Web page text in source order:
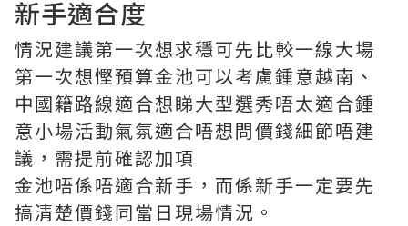
新手適合度
情況建議第一次想求穩可先比較一線大場
第一次想慳預算金池可以考慮鍾意越南、
中國籍路線適合想睇大型選秀唔太適合鍾
意小場活動氣氛適合唔想問價錢細節唔建
議，需提前確認加項
金池唔係唔適合新手，而係新手一定要先
搞清楚價錢同當日現場情況。